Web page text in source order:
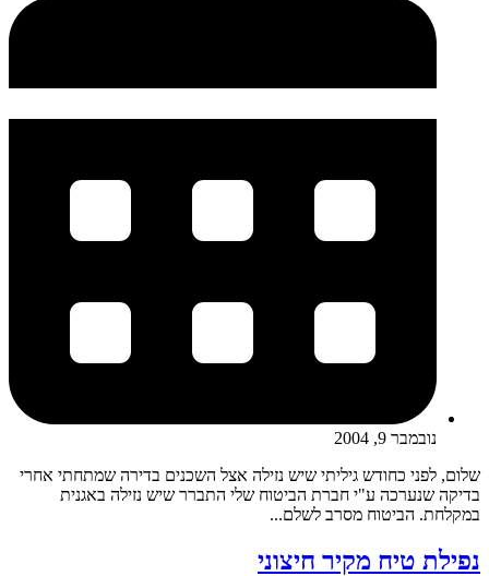
נובמבר 9, 2004
שלום, לפני כחודש גיליתי שיש נזילה אצל השכנים בדירה שמתחתי אחרי
בדיקה שנערכה ע"י חברת הביטוח שלי התברר שיש נזילה באגנית
במקלחת. הביטוח מסרב לשלם...
נפילת טיח מקיר חיצוני